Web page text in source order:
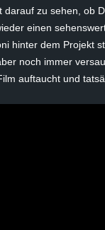
zu sehen, ob
einen
hinter dem Projekt
noch immer
auftaucht und